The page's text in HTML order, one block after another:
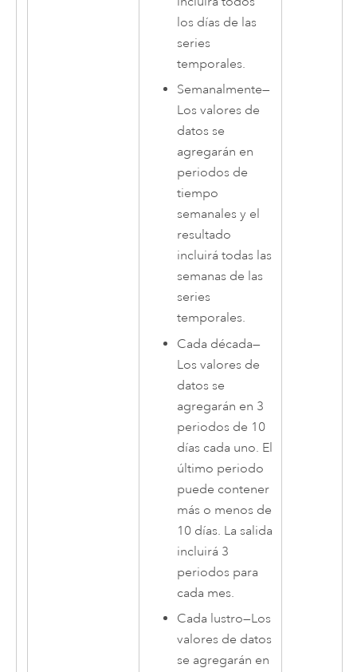
los días de las
series
temporales.
Semanalmente—
Los valores de
datos se
agregarán en
periodos de
tiempo
semanales y el
resultado
incluirá todas las
semanas de las
series
temporales.
Cada década—
Los valores de
datos se
agregarán en 3
periodos de 10
días cada uno. El
último periodo
puede contener
más o menos de
10 días. La salida
incluirá 3
periodos para
cada mes.
Cada lustro—Los
valores de datos
se agregarán en